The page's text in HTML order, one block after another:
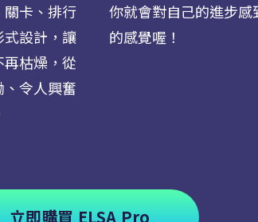
卡、排行
設計，讓
枯燥，從
令人興奮
你就會對自己的進步感
的感覺喔！
立即購買 ELSA Pro